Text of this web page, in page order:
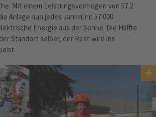
Mit einem Leistungsvermögen von 57.2
Anlage nun jedes Jahr rund 57'000
Energie aus der Sonne. Die Hälfte
Standort selber, der Rest wird ins